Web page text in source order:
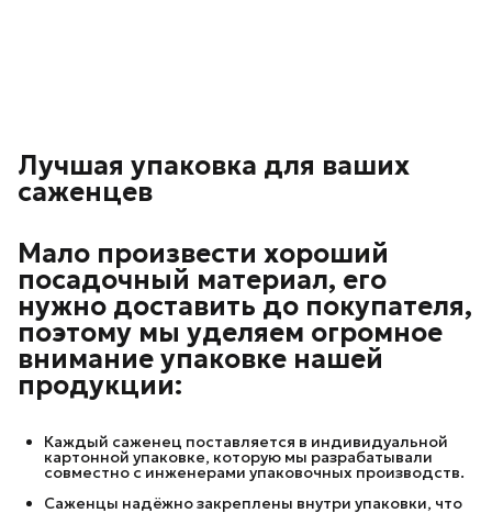
Лучшая упаковка для ваших
саженцев
Мало произвести хороший
посадочный материал, его
нужно доставить до покупателя,
поэтому мы уделяем огромное
внимание упаковке нашей
продукции:
Каждый саженец поставляется в индивидуальной
картонной упаковке, которую мы разрабатывали
совместно с инженерами упаковочных производств.
Саженцы надёжно закреплены внутри упаковки, что